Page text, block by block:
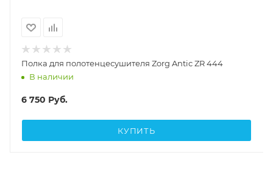
Полка для полотенцесушителя Zorg Antic ZR 444
В наличии
6 750 Руб.
КУПИТЬ